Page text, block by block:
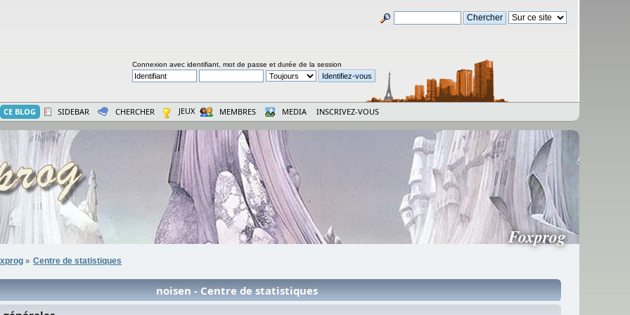
Connexion avec identifiant, mot de passe et durée de la session
CE BLOG SIDEBAR CHERCHER JEUX MEMBRES MEDIA INSCRIVEZ-VOUS
Foxprog
» Centre de statistiques
noisen - Centre de statistiques